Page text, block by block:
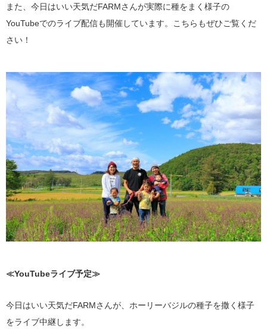
また、今日はいい天気だFARMさんが実際に種をまく様子の
YouTubeでのライブ配信も開催しています。こちらもぜひご覧くだ
さい！
≪YouTubeライブ予定≫
今日はいい天気だFARMさんが、ホーリーバジルの種子を撒く様子
をライブ中継します。